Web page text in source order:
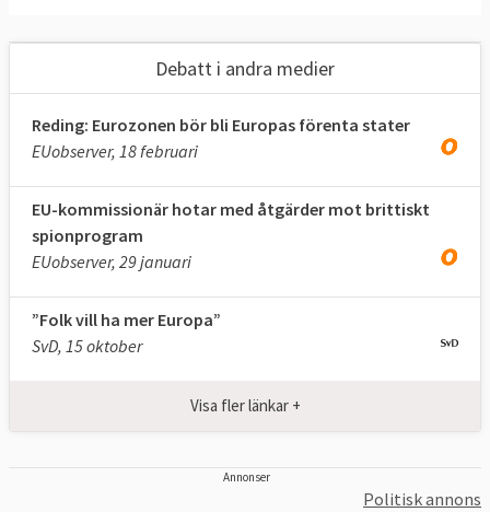
Debatt i andra medier
Reding: Eurozonen bör bli Europas förenta stater
EUobserver, 18 februari
EU-kommissionär hotar med åtgärder mot brittiskt
spionprogram
EUobserver, 29 januari
”Folk vill ha mer Europa”
SvD, 15 oktober
Visa fler länkar +
Annonser
Politisk annons